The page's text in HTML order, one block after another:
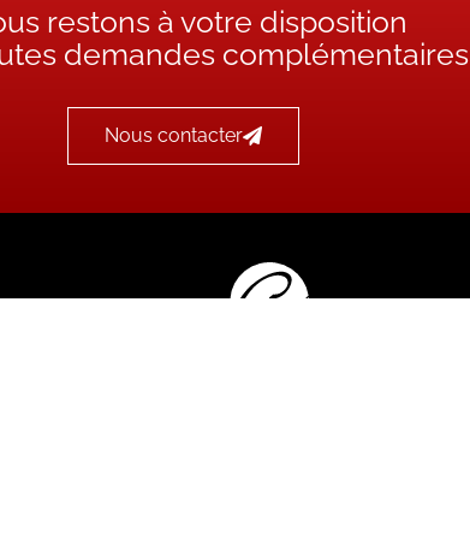
restons à votre disposition
demandes complémentaires
Nous contacter